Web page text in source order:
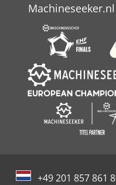
+49 201 857 861